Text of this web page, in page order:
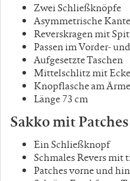
Zwei Schließknöpfe
Asymmetrische
Reverskragen mit
Passen im Vorder-
Aufgesetzte Taschen
Mittelschlitz mit Ecke
Knopflasche am
Länge 73 cm
Sakko mit Patches
Ein Schließknopf
Schmales Revers
Patches vorne und